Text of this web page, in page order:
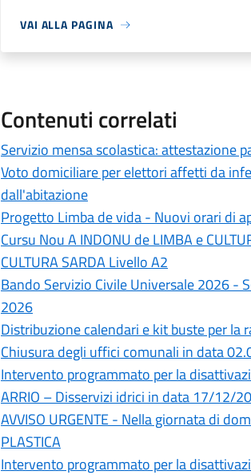
VAI ALLA PAGINA
Contenuti correlati
Servizio mensa scolastica: attestazione
Voto domiciliare per elettori affetti da
dall'abitazione
Progetto Limba de vida - Nuovi orari di
Cursu Nou A INDONU de LIMBA e
CULTURA SARDA Livello A2
Bando Servizio Civile Universale 2026 -
2026
Distribuzione calendari e kit buste per la
Chiusura degli uffici comunali in data
Intervento programmato per la
ARRIO – Disservizi idrici in data 17/12/
AVVISO URGENTE - Nella giornata di
PLASTICA
Intervento programmato per la